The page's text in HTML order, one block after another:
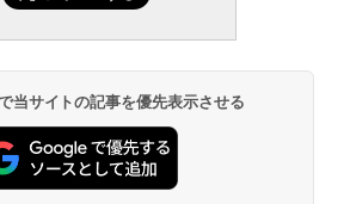
当サイトの記事を優先表示させる